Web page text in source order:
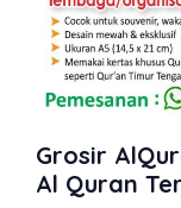
Grosir
Al Quran